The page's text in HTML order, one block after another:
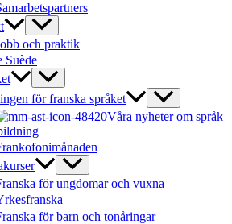
och praktik
Suède
för franska språket
Våra nyheter om språk
för ungdomar och vuxna
för barn och tonåringar